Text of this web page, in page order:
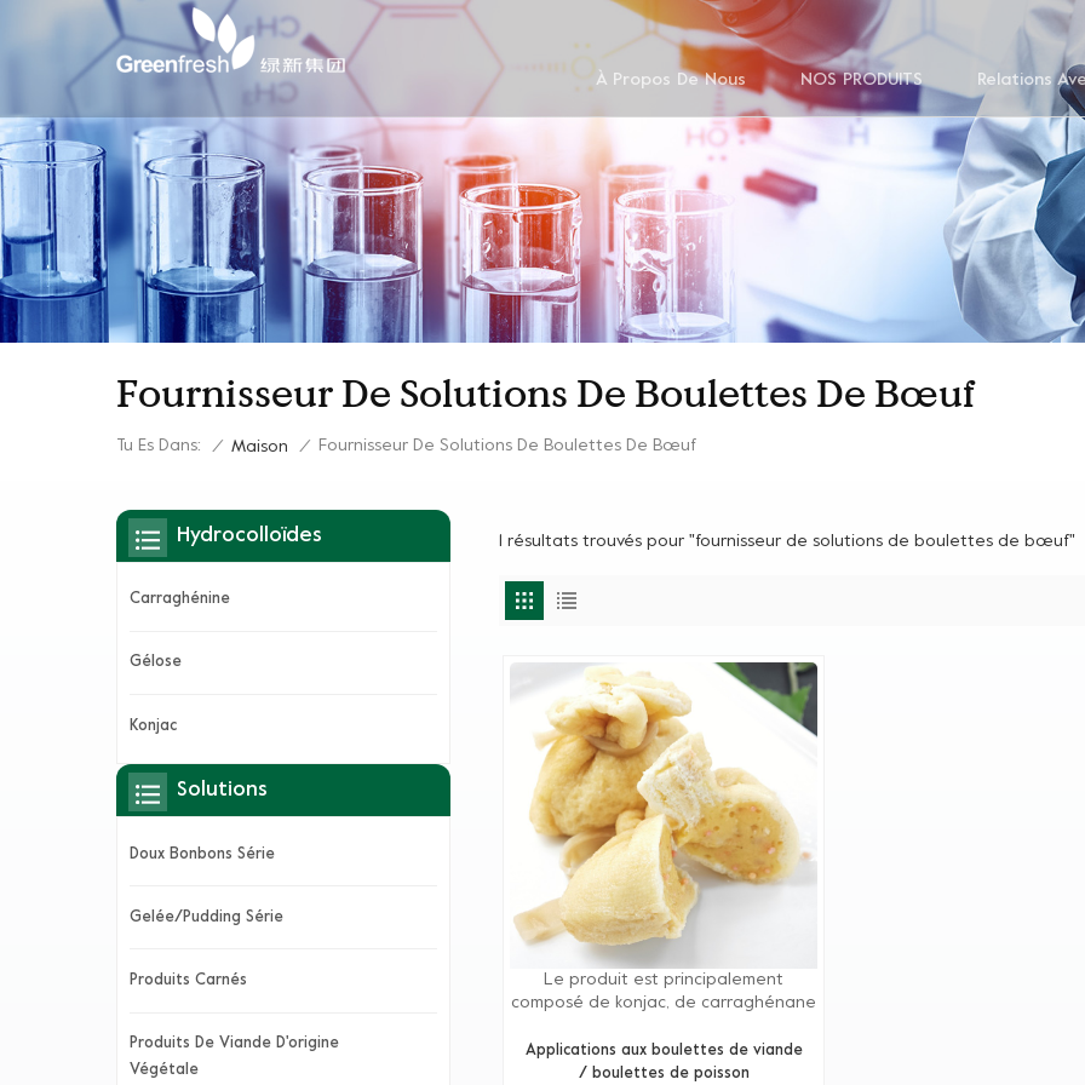
À Propos De Nous NOS PRODUITS Relations
Fournisseur De Solutions De Boulettes De Bœuf
Tu Es Dans: / Maison / Fournisseur De Solutions De Boulettes De Bœuf
1 résultats trouvés pour "fournisseur de solutions de boulettes de bœuf"
Le produit est principalement
composé de konjac, de carraghénane
synergique, à haute viscosité, à coût
élevé et irréversible à la chaleur.Peut
Applications aux boulettes de viande
/ boulettes de poisson
Hydrocolloïdes
Carraghénine
Gélose
Konjac
Solutions
Doux Bonbons Série
Gelée/Pudding Série
Produits Carnés
Produits De Viande D'origine
Végétale